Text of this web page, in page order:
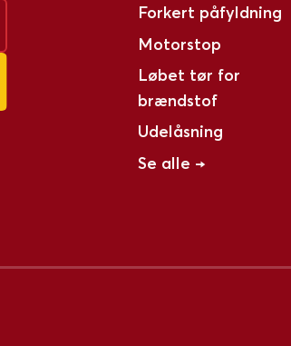
Forkert påfyldning
Motorstop
Løbet tør for
brændstof
Udelåsning
Se alle →